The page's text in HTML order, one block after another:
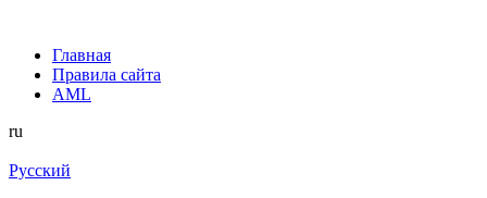
Главная
Правила сайта
AML
ru
Русский